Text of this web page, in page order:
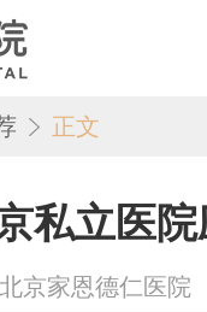
正文
私立医
京家恩德仁医院